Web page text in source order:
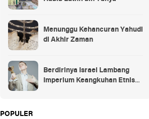
Menunggu Kehancuran Yahudi
di Akhir Zaman
Berdirinya Israel Lambang
Imperium Keangkuhan Etnis
POPULER